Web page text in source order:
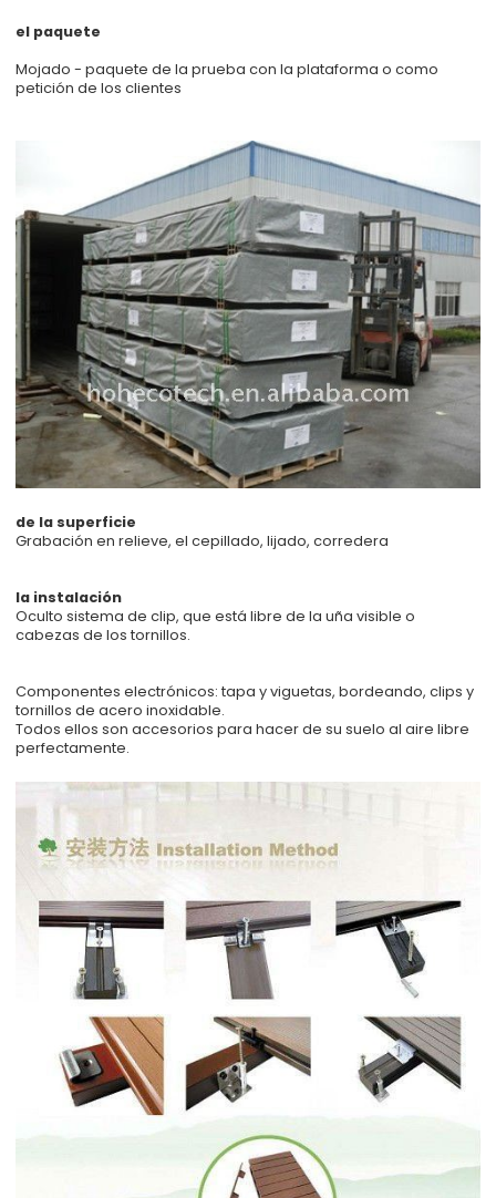
el paquete
Mojado - paquete de la prueba con la plataforma o como
petición de los clientes
de la superficie
Grabación en relieve, el cepillado, lijado, corredera
la instalación
Oculto sistema de clip, que está libre de la uña visible o
cabezas de los tornillos.
Componentes electrónicos: tapa y viguetas, bordeando, clips y
tornillos de acero inoxidable.
Todos ellos son accesorios para hacer de su suelo al aire libre
perfectamente.